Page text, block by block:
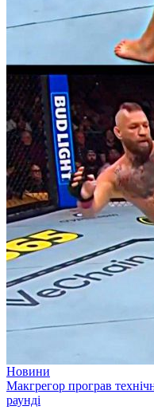
Новини
Макгрегор програв
раунді